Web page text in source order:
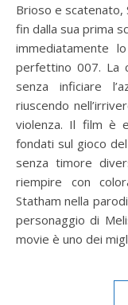
Brioso e scatenato, Spy fa la parodia dei film di James Bond
fin dalla sua prima
immediatamente
perfettino 007. La
senza inficiare
riuscendo
violenza. Il film è
fondati sul gioco
senza timore
riempire con
Statham nella
personaggio di
movie è uno dei